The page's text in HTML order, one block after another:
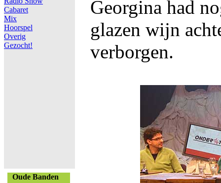
Cabaret
Mix
Hoorspel
Overig
Gezocht!
Oude Banden
Georgina had
glazen wijn
verborgen.